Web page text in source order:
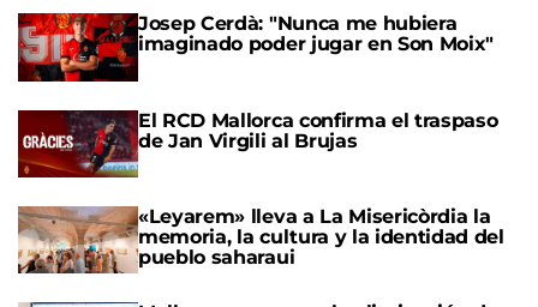
Josep Cerdà: "Nunca me hubiera
imaginado poder jugar en Son Moix"
El RCD Mallorca confirma el traspaso
de Jan Virgili al Brujas
«Leyarem» lleva a La Misericòrdia la
memoria, la cultura y la identidad del
pueblo saharaui